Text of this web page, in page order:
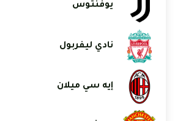
يوفنتوس
نادي ليفربول
إيه سي ميلان